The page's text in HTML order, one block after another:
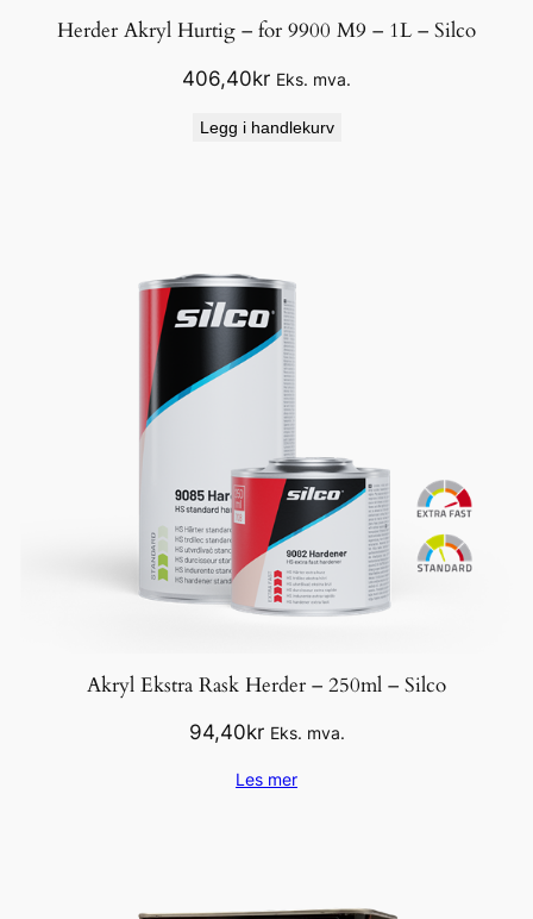
Herder Akryl Hurtig – for 9900 M9 – 1L – Silco
406,40kr Eks. mva.
Legg i handlekurv
Akryl Ekstra Rask Herder – 250ml – Silco
94,40kr Eks. mva.
Les mer